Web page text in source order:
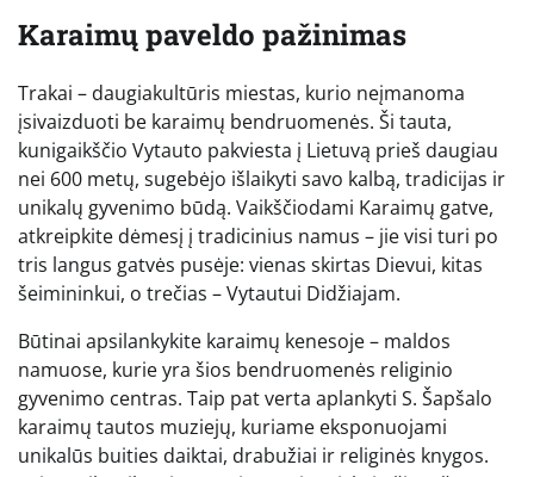
Karaimų paveldo pažinimas
Trakai – daugiakultūris miestas, kurio neįmanoma
įsivaizduoti be karaimų bendruomenės. Ši tauta,
kunigaikščio Vytauto pakviesta į Lietuvą prieš daugiau
nei 600 metų, sugebėjo išlaikyti savo kalbą, tradicijas ir
unikalų gyvenimo būdą. Vaikščiodami Karaimų gatve,
atkreipkite dėmesį į tradicinius namus – jie visi turi po
tris langus gatvės pusėje: vienas skirtas Dievui, kitas
šeimininkui, o trečias – Vytautui Didžiajam.
Būtinai apsilankykite karaimų kenesoje – maldos
namuose, kurie yra šios bendruomenės religinio
gyvenimo centras. Taip pat verta aplankyti S. Šapšalo
karaimų tautos muziejų, kuriame eksponuojami
unikalūs buities daiktai, drabužiai ir religinės knygos.